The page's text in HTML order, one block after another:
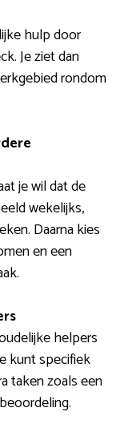
hulp door
Je ziet dan
rondom
je wil dat de
wekelijks,
Daarna kies
en een
helpers
kunt specifiek
taken zoals een